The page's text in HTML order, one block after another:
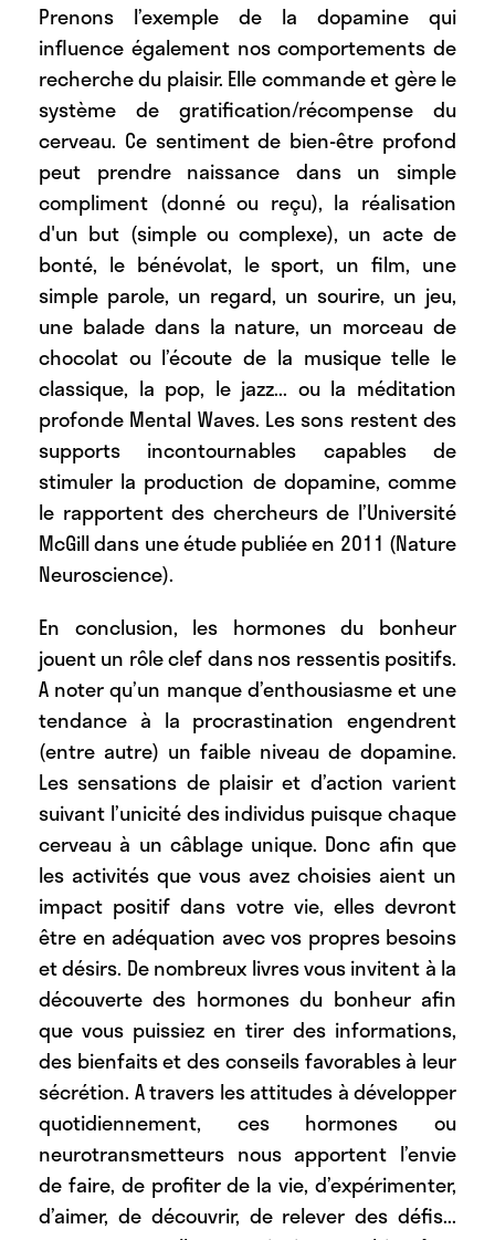
Prenons l’exemple de la dopamine qui
influence également nos comportements de
recherche du plaisir. Elle commande et gère le
système de gratification/récompense du
cerveau. Ce sentiment de bien-être profond
peut prendre naissance dans un simple
compliment (donné ou reçu), la réalisation
d'un but (simple ou complexe), un acte de
bonté, le bénévolat, le sport, un film, une
simple parole, un regard, un sourire, un jeu,
une balade dans la nature, un morceau de
chocolat ou l’écoute de la musique telle le
classique, la pop, le jazz... ou la méditation
profonde Mental Waves. Les sons restent des
supports incontournables capables de
stimuler la production de dopamine, comme
le rapportent des chercheurs de l’Université
McGill dans une étude publiée en 2011 (Nature
Neuroscience).
En conclusion, les hormones du bonheur
jouent un rôle clef dans nos ressentis positifs.
A noter qu’un manque d’enthousiasme et une
tendance à la procrastination engendrent
(entre autre) un faible niveau de dopamine.
Les sensations de plaisir et d’action varient
suivant l’unicité des individus puisque chaque
cerveau à un câblage unique. Donc afin que
les activités que vous avez choisies aient un
impact positif dans votre vie, elles devront
être en adéquation avec vos propres besoins
et désirs. De nombreux livres vous invitent à la
découverte des hormones du bonheur afin
que vous puissiez en tirer des informations,
des bienfaits et des conseils favorables à leur
sécrétion. A travers les attitudes à développer
quotidiennement, ces hormones ou
neurotransmetteurs nous apportent l’envie
de faire, de profiter de la vie, d’expérimenter,
d’aimer, de découvrir, de relever des défis...